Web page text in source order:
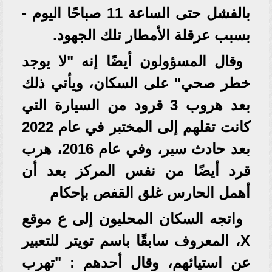
بالفشل حتى الساعة 11 صباحًا اليوم -
بسبب عرقلة الأمطار تلك الجهود.
وقال المسؤولون أيضًا إنه "لا يوجد
خطر صحي" على السكان، ويأتي ذلك
بعد هروب 3 قرود من السيارة التي
كانت تقلهم إلى المختبر في عام 2022
بعد حادث سير، وفي عام 2016، هرب
قرد أيضًا من نفس المركز بعد أن
أهمل الحارس غلق القفص بإحكام
واتجه السكان المحليون إلى ع موقع
X، المعروف سابقًا باسم تويتر للتعبير
عن استيائهم، وقال أحدهم : "تهرب